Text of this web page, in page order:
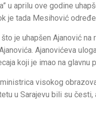
u aprilu ove godine
je tada Mesihović
je uhapšen Ajanović
Ajanovićeva
koji je imao na glavnu
visokog
u Sarajevu bili su